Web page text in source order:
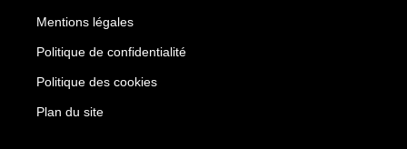
Mentions légales
Politique de confidentialité
Politique des cookies
Plan du site